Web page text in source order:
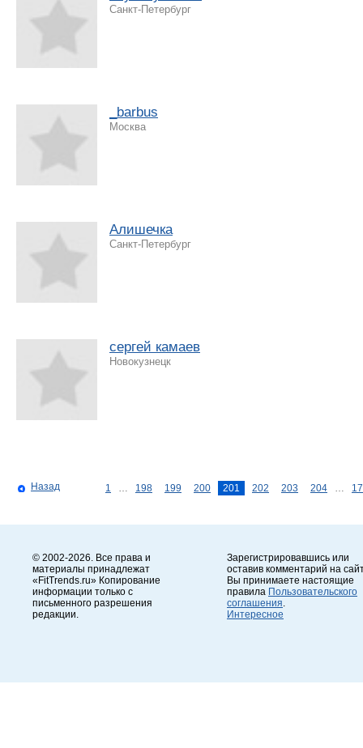
Санкт-Петербург
_barbus
Москва
Алишечка
Санкт-Петербург
сергей камаев
Новокузнецк
Назад 1 198 199 200 201 202 203 204
© 2002-2026. Все права и
материалы принадлежат
«FitTrends.ru» Копирование
информации только с
письменного разрешения
редакции.
Зарегистрировавшись или
оставив комментарий на
Вы принимаете настоящие
правила Пользовательского
соглашения
Интересное